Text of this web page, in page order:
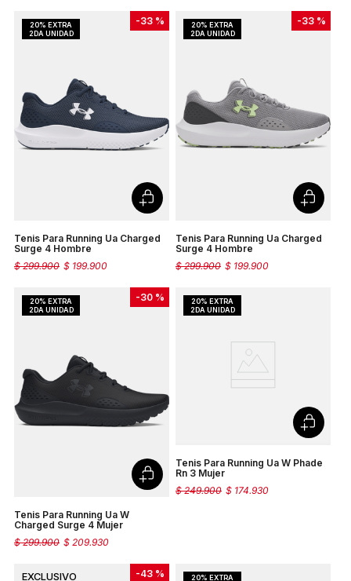
-33 %
Tenis Para Running Ua Charged
Surge 4 Hombre
$ 199.900
$ 299.900
-33 %
Tenis Para Running Ua Charged
Surge 4 Hombre
$ 199.900
$ 299.900
-30 %
Tenis Para Running Ua W
Charged Surge 4 Mujer
$ 209.930
$ 299.900
Tenis Para Running Ua W Phade
Rn 3 Mujer
$ 174.930
$ 249.900
-43 %